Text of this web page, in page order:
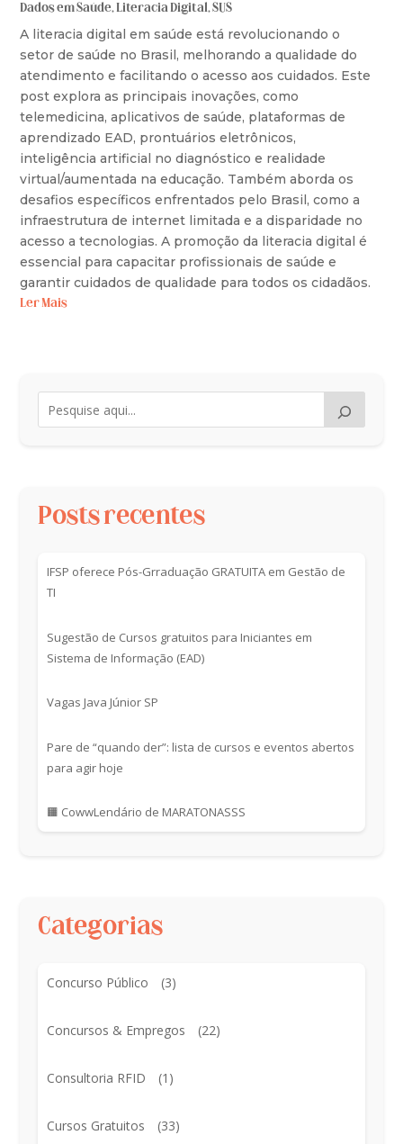
Dados em Saúde,Literacia Digital,SUS
A literacia digital em saúde está revolucionando o
setor de saúde no Brasil, melhorando a qualidade do
atendimento e facilitando o acesso aos cuidados. Este
post explora as principais inovações, como
telemedicina, aplicativos de saúde, plataformas de
aprendizado EAD, prontuários eletrônicos,
inteligência artificial no diagnóstico e realidade
virtual/aumentada na educação. Também aborda os
desafios específicos enfrentados pelo Brasil, como a
infraestrutura de internet limitada e a disparidade no
acesso a tecnologias. A promoção da literacia digital é
essencial para capacitar profissionais de saúde e
garantir cuidados de qualidade para todos os cidadãos.
Ler Mais
Posts recentes
IFSP oferece Pós-Grraduação GRATUITA em Gestão de
TI
Sugestão de Cursos gratuitos para Iniciantes em
Sistema de Informação (EAD)
Vagas Java Júnior SP
Pare de “quando der”: lista de cursos e eventos abertos
para agir hoje
🟧 CowwLendário de MARATONASSS
Categorias
Concurso Público (3)
Concursos & Empregos (22)
Consultoria RFID (1)
Cursos Gratuitos (33)